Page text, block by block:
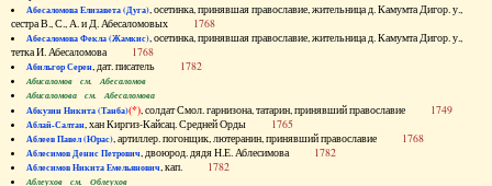
Абесаломова Елизавета (Дуга), осетинка, принявшая православие, жительница д. Камумта Дигор. у.,
сестра В., С., А. и Д. Абесаломовых 1768
Абесаломова Фекла (Жамкис), осетинка, принявшая православие, жительница д. Камумта Дигор. у.,
тетка И. Абесаломова 1768
Абильгор Серен, дат. писатель 1782
Абисаломов см. Абесаломов
Абисаломова см. Абесаломова
Абкузин Никита (Танба)(*), солдат Смол. гарнизона, татарин, принявший православие 1749
Аблай-Салтан, хан Киргиз-Кайсац. Средней Орды 1765
Аблеев Павел (Юрас), артиллер. погонщик, лютеранин, принявший православие 1768
Аблесимов Денис Петрович, двоюрод. дядя Н.Е. Аблесимова 1782
Аблесимов Никита Емельянович, кап. 1782
Аблеухов см. Облеухов